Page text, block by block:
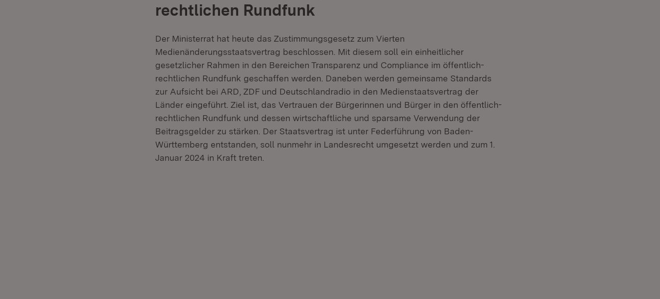
rechtlichen Rundfunk
Der Ministerrat hat heute das Zustimmungsgesetz zum Vierten
Medienänderungsstaatsvertrag beschlossen. Mit diesem soll ein einheitlicher
gesetzlicher Rahmen in den Bereichen Transparenz und Compliance im öffentlich-
rechtlichen Rundfunk geschaffen werden. Daneben werden gemeinsame Standards
zur Aufsicht bei ARD, ZDF und Deutschlandradio in den Medienstaatsvertrag der
Länder eingeführt. Ziel ist, das Vertrauen der Bürgerinnen und Bürger in den öffentlich-
rechtlichen Rundfunk und dessen wirtschaftliche und sparsame Verwendung der
Beitragsgelder zu stärken. Der Staatsvertrag ist unter Federführung von Baden-
Württemberg entstanden, soll nunmehr in Landesrecht umgesetzt werden und zum 1.
Januar 2024 in Kraft treten.